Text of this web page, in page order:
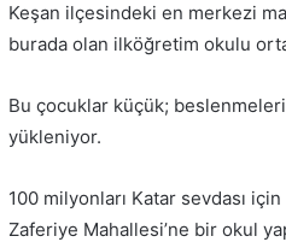
Keşan ilçesindeki en merkezi
burada olan ilköğretim okulu
Bu çocuklar küçük;
yükleniyor.
100 milyonları Katar sevdası
Zaferiye Mahallesi’ne bir okul